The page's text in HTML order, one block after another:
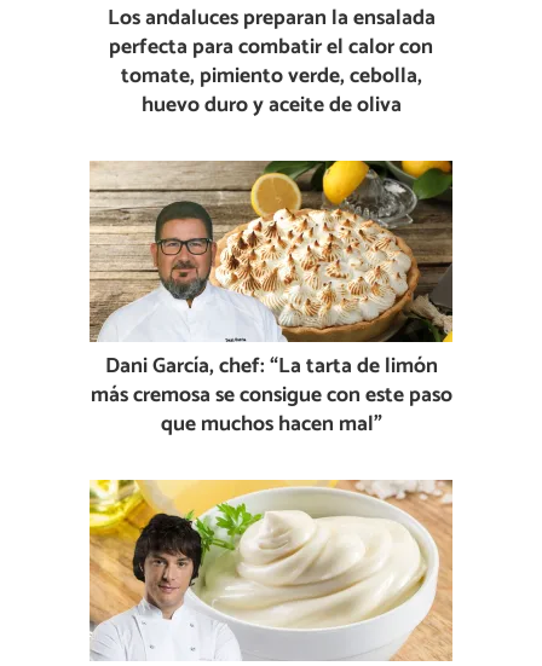
Los andaluces preparan la ensalada
perfecta para combatir el calor con
tomate, pimiento verde, cebolla,
huevo duro y aceite de oliva
Dani García, chef: “La tarta de limón
más cremosa se consigue con este paso
que muchos hacen mal”